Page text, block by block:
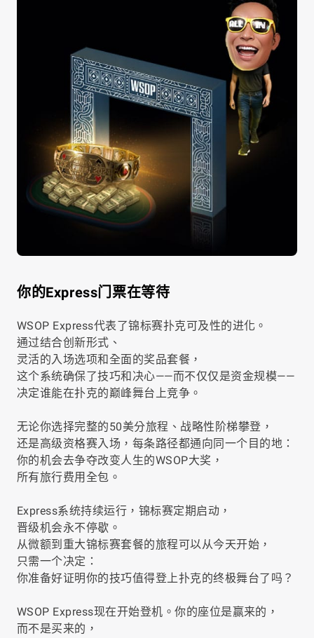
你的Express门票在等待
WSOP Express代表了锦标赛扑克可及性的进化。
通过结合创新形式、
灵活的入场选项和全面的奖品套餐，
这个系统确保了技巧和决心——而不仅仅是资金规模——
决定谁能在扑克的巅峰舞台上竞争。
无论你选择完整的50美分旅程、战略性阶梯攀登，
还是高级资格赛入场，每条路径都通向同一个目的地：
你的机会去争夺改变人生的WSOP大奖，
所有旅行费用全包。
Express系统持续运行，锦标赛定期启动，
晋级机会永不停歇。
从微额到重大锦标赛套餐的旅程可以从今天开始，
只需一个决定：
你准备好证明你的技巧值得登上扑克的终极舞台了吗？
WSOP Express现在开始登机。你的座位是赢来的，
而不是买来的，